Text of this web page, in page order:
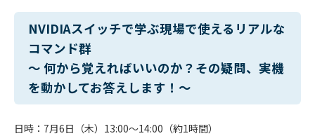
NVIDIAスイッチで学ぶ現場で使えるリアルな
コマンド群
～ 何から覚えればいいのか？その疑問、実機
を動かしてお答えします！～
日時：7月6日（木）13:00～14:00（約1時間）